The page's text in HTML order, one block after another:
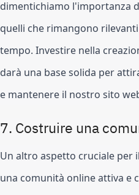
dimentichiamo l'importanza
quelli che rimangono
tempo. Investire nella
darà una base solida per
e mantenere il nostro sito
7. Costruire una
Un altro aspetto cruciale per
una comunità online attiva e